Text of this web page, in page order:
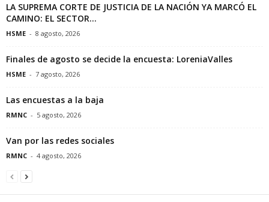
LA SUPREMA CORTE DE JUSTICIA DE LA NACIÓN YA MARCÓ EL
CAMINO: EL SECTOR...
HSME - 8 agosto, 2026
Finales de agosto se decide la encuesta: LoreniaValles
HSME - 7 agosto, 2026
Las encuestas a la baja
RMNC - 5 agosto, 2026
Van por las redes sociales
RMNC - 4 agosto, 2026